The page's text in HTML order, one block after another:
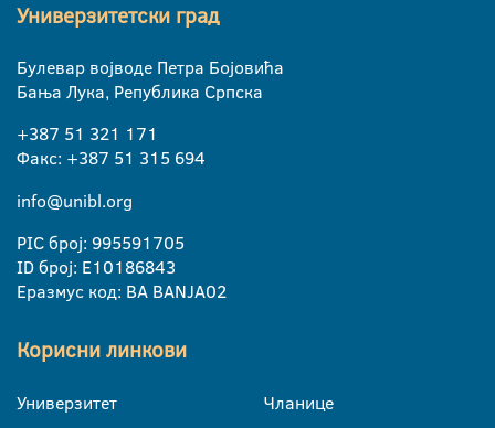
Универзитетски град
Булевар војводе Петра Бојовића
Бања Лука, Република Српска
+387 51 321 171
Факс: +387 51 315 694
info@unibl.org
PIC број: 995591705
ID број: E10186843
Еразмус код: BA BANJA02
Корисни линкови
Универзитет
Чланице